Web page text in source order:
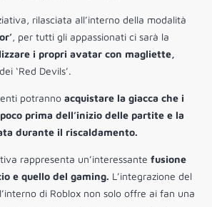
rilasciata all’interno della modalità
, per tutti gli appassionati ci sarà la
i propri avatar con magliette,
‘Red Devils’.
potranno acquistare la giacca che i
prima dell’inizio delle partite e la
durante il riscaldamento.
rappresenta un’interessante fusione
e quello del gaming. L’integrazione del
di Roblox non solo offre ai fan una